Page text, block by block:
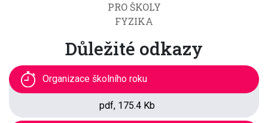
PRO ŠKOLY
FYZIKA
Důležité odkazy
Organizace školního roku
pdf, 175.4 Kb